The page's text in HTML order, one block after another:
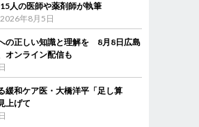
15人の医師や薬剤師が執筆
2026年8月5日
の正しい知識と理解を 8月8日広島
オンライン配信も
緩和ケア医・大橋洋平「足し算
上げて